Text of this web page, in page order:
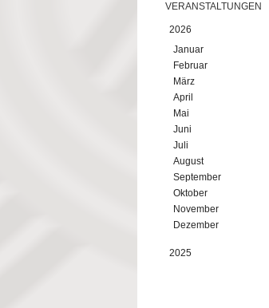
VERANSTALTUNGEN
2026
Januar
Februar
März
April
Mai
Juni
Juli
August
September
Oktober
November
Dezember
2025